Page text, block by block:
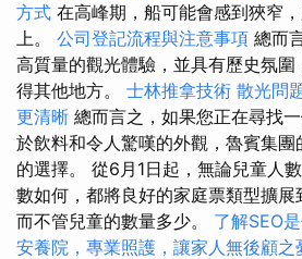
方式 在高峰期，船可能會感到狹窄
上。 公司登記流程與注意事項 總而
高質量的觀光體驗，並具有歷史氛
得其他地方。 士林推拿技術 散光問
更清晰 總而言之，如果您正在尋找
於飲料和令人驚嘆的外觀，魯賓集
的選擇。 從6月1日起，無論兒童人
數如何，都將良好的家庭票類型擴展
而不管兒童的數量多少。 了解SEO
安養院，專業照護，讓家人無後顧之